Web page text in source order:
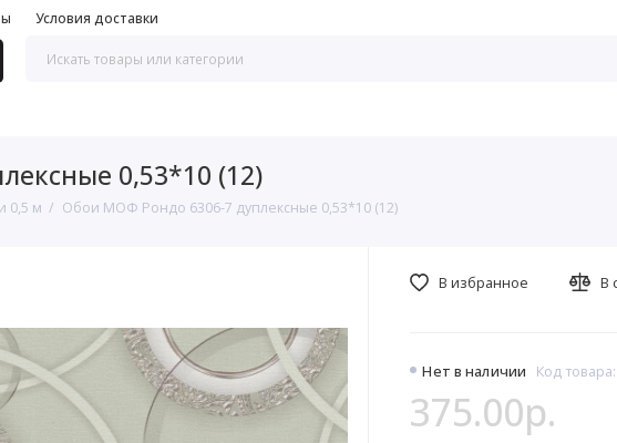
Условия доставки
0,53*10 (12)
0,5 м Обои МОФ Рондо 6306-7 дуплексные 0,53*10 (12)
Нет в наличии Код
375.00р.
В избранное В